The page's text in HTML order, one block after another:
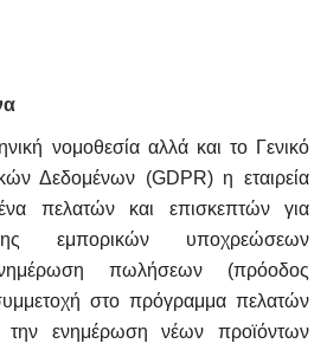
νομοθεσία αλλά και το Γενικό
Δεδομένων (GDPR) η εταιρεία
πελατών και επισκεπτών για
εμπορικών υποχρεώσεων
πωλήσεων (πρόοδος
στο πρόγραμμα πελατών
την ενημέρωση νέων προϊόντων